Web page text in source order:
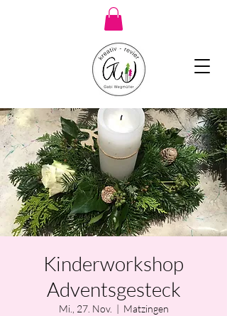
Kinderworkshop
Adventsgesteck
Mi., 27. Nov. Matzingen